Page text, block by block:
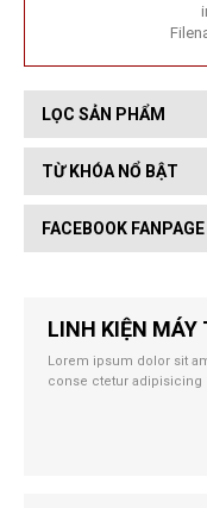
LỌC SẢN PHẨM
TỪ KHÓA NỔ BẬT
FACEBOOK FANPAGE
LINH KIỆN MÁY
Lorem ipsum dolor sit
conse ctetur adipisicing